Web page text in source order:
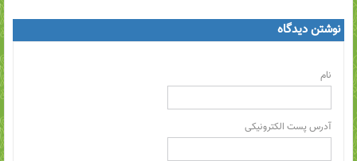
نوشتن دیدگاه
نام
آدرس پست الکترونیکی